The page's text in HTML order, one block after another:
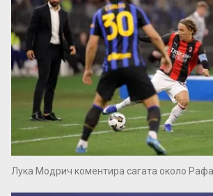
Лука Модрич коментира сагата около